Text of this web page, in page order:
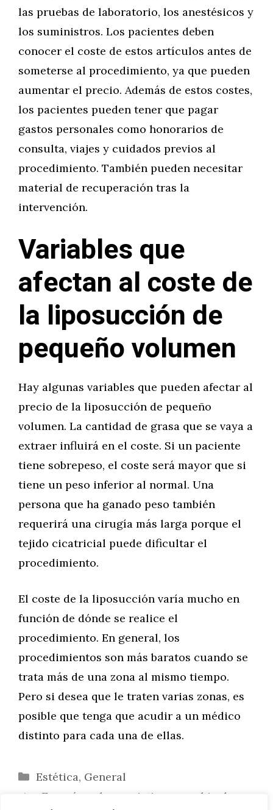
las pruebas de laboratorio, los anestésicos y
los suministros. Los pacientes deben
conocer el coste de estos artículos antes de
someterse al procedimiento, ya que pueden
aumentar el precio. Además de estos costes,
los pacientes pueden tener que pagar
gastos personales como honorarios de
consulta, viajes y cuidados previos al
procedimiento. También pueden necesitar
material de recuperación tras la
intervención.
Variables que
afectan al coste de
la liposucción de
pequeño volumen
Hay algunas variables que pueden afectar al
precio de la liposucción de pequeño
volumen. La cantidad de grasa que se vaya a
extraer influirá en el coste. Si un paciente
tiene sobrepeso, el coste será mayor que si
tiene un peso inferior al normal. Una
persona que ha ganado peso también
requerirá una cirugía más larga porque el
tejido cicatricial puede dificultar el
procedimiento.
El coste de la liposucción varía mucho en
función de dónde se realice el
procedimiento. En general, los
procedimientos son más baratos cuando se
trata más de una zona al mismo tiempo.
Pero si desea que le traten varias zonas, es
posible que tenga que acudir a un médico
distinto para cada una de ellas.
Categorías
Estética, General
¿En qué suele consistir un cambio de